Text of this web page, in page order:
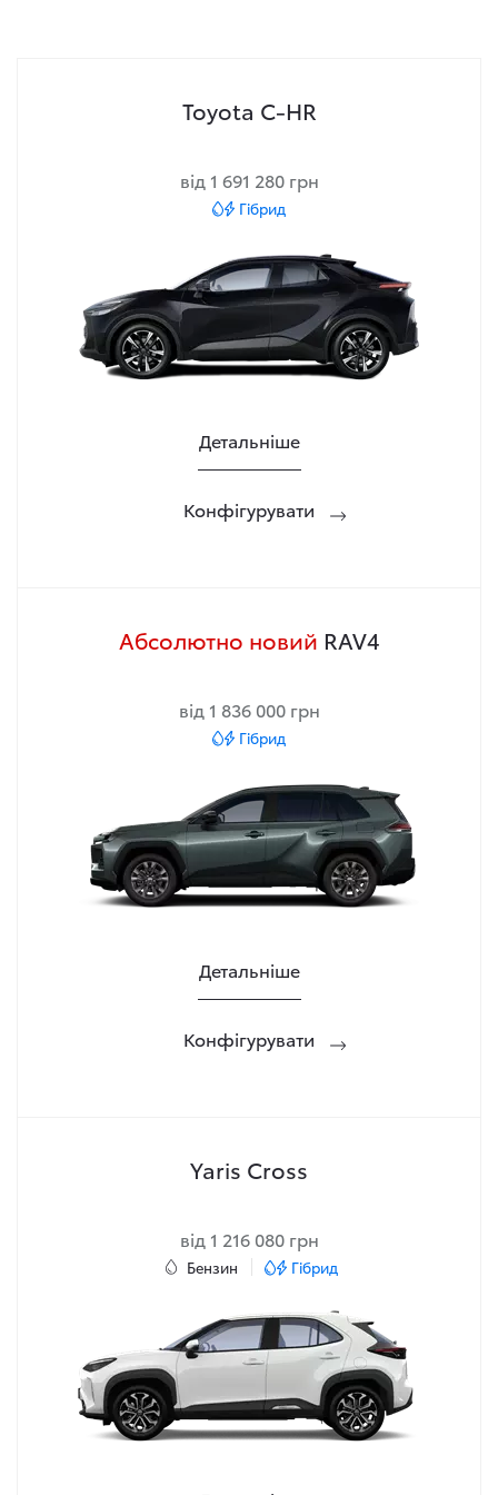
Toyota C-HR
від 1 691 280 грн
Гібрид
Детальніше
Конфігурувати
Абсолютно новий RAV4
від 1 836 000 грн
Гібрид
Детальніше
Конфігурувати
Yaris Cross
від 1 216 080 грн
Бензин Гібрид